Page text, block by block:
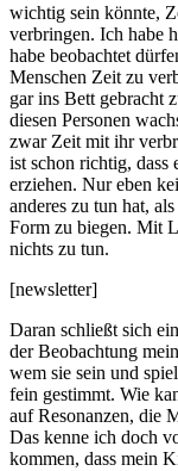
wichtig sein könnte,
verbringen. Ich habe
habe beobachtet
Menschen Zeit zu
gar ins Bett gebracht
diesen Personen
zwar Zeit mit ihr
ist schon richtig, dass
erziehen. Nur eben
anderes zu tun hat,
Form zu biegen. Mit
nichts zu tun.
[newsletter]
Daran schließt sich
der Beobachtung
wem sie sein und
fein gestimmt. Wie
auf Resonanzen, die
Das kenne ich doch
kommen, dass mein